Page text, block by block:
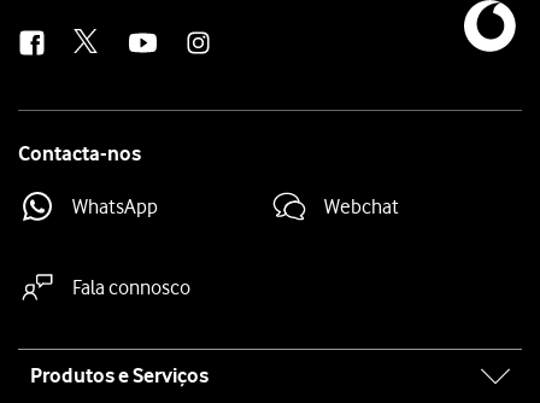
Contacta-nos
WhatsApp Webchat
Fala connosco
map
Produtos e Serviços